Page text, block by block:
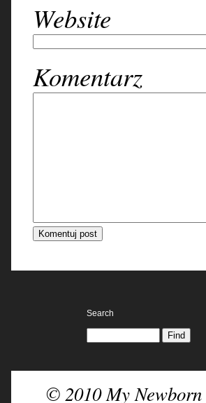
Website
Komentarz
Search
© 2010 My